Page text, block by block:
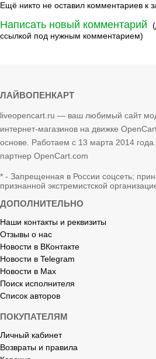
Ещё никто не оставил комментариев к
Написать новый комментарий
ссылкой под нужным комментарием)
ЛАЙВОПЕНКАРТ
liveopencart.ru — ваш любимый сайт
интернет-магазинов на движке
основе. Работаем с 13 марта 2014
партнер OpenCart.com
* - Запрещенная в России соцсеть;
признанной экстремистской
ДОПОЛНИТЕЛЬНО
Наши контакты и реквизиты
Отзывы о нас
Новости в ВКонтакте
Новости в Telegram
Новости в Max
Поиск исполнителя
Список авторов
ПОКУПАТЕЛЯМ
Личный кабинет
Возвраты и правила